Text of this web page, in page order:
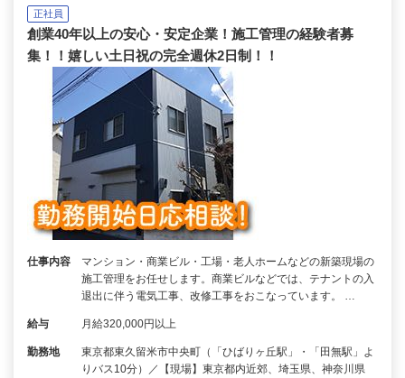
正社員
創業40年以上の安心・安定企業！施工管理の経験者募
集！！嬉しい土日祝の完全週休2日制！！
仕事内容
マンション・商業ビル・工場・老人ホームなどの新築現場の
施工管理をお任せします。商業ビルなどでは、テナントの入
退出に伴う電気工事、改修工事をおこなっています。 …
給与 月給320,000円以上
勤務地
東京都東久留米市中央町（「ひばりヶ丘駅」・「田無駅」よ
りバス10分）／【現場】東京都内近郊、埼玉県、神奈川県